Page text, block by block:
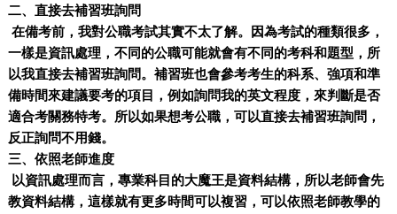
二、直接去補習班詢問
在備考前，我對公職考試其實不太了解。因為考試的種類很多，
一樣是資訊處理，不同的公職可能就會有不同的考科和題型，所
以我直接去補習班詢問。補習班也會參考考生的科系、強項和準
備時間來建議要考的項目，例如詢問我的英文程度，來判斷是否
適合考關務特考。所以如果想考公職，可以直接去補習班詢問，
反正詢問不用錢。
三、依照老師進度
以資訊處理而言，專業科目的大魔王是資料結構，所以老師會先
教資料結構，這樣就有更多時間可以複習，可以依照老師教學的